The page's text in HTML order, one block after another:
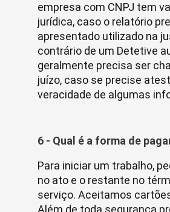
empresa com CNPJ tem
jurídica, caso o relatório
apresentado utilizado na
contrário de um Detetive
geralmente precisa ser
juízo, caso se precise
veracidade de algumas
6 - Qual é a forma de
Para iniciar um trabalho,
no ato e o restante no
serviço. Aceitamos
Além de toda segurança